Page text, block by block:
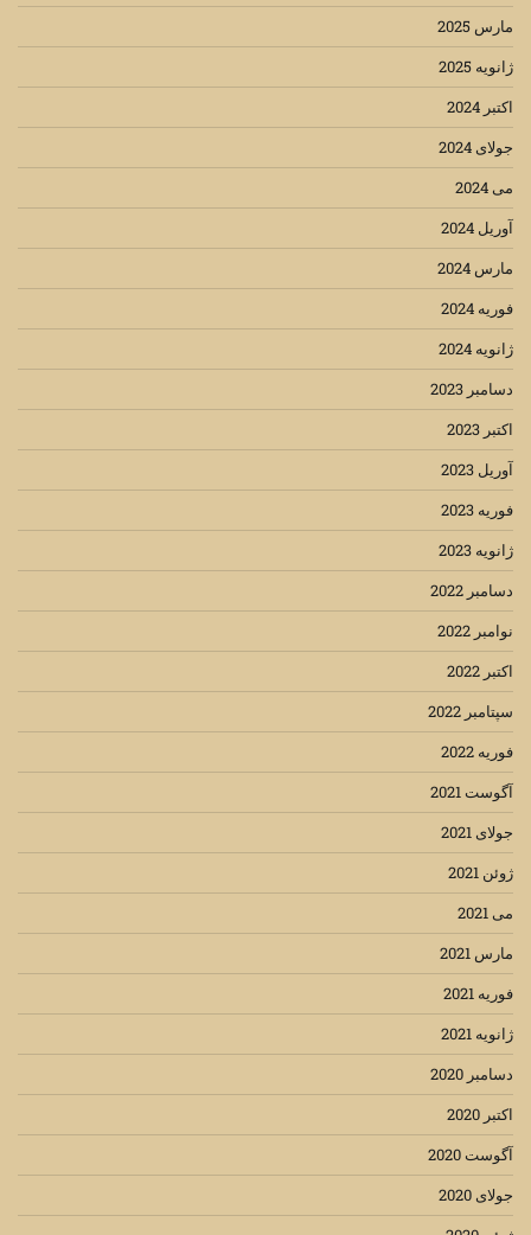
مارس 2025
ژانویه 2025
اکتبر 2024
جولای 2024
می 2024
آوریل 2024
مارس 2024
فوریه 2024
ژانویه 2024
دسامبر 2023
اکتبر 2023
آوریل 2023
فوریه 2023
ژانویه 2023
دسامبر 2022
نوامبر 2022
اکتبر 2022
سپتامبر 2022
فوریه 2022
آگوست 2021
جولای 2021
ژوئن 2021
می 2021
مارس 2021
فوریه 2021
ژانویه 2021
دسامبر 2020
اکتبر 2020
آگوست 2020
جولای 2020